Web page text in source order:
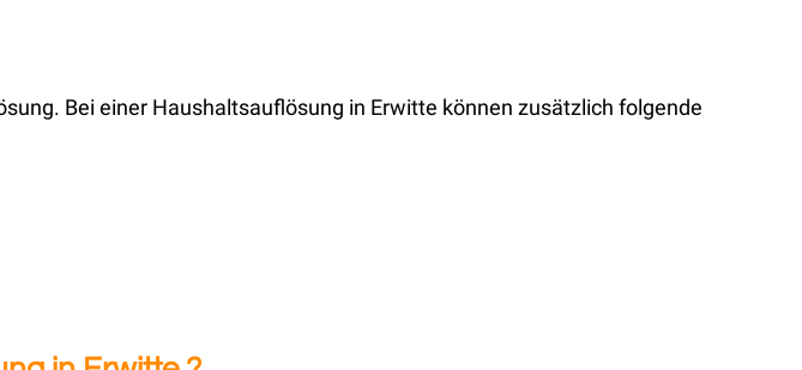
Bei einer Haushaltsauflösung in Erwitte können zusätzlich folgende